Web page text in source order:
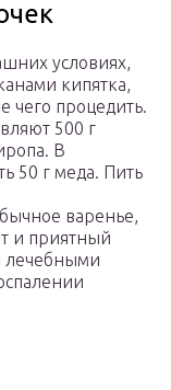
условиях,
кипятка,
чего процедить.
500 г
В
50 г меда. Пить
варенье,
и приятный
лечебными